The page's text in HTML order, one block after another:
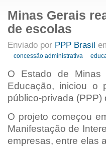
Minas Gerais
de escolas
Enviado por PPP Brasil
concessão administrativa
O Estado de Minas
Educação, iniciou o
público-privada (PPP)
O projeto começou
Manifestação de
empresas, entre elas